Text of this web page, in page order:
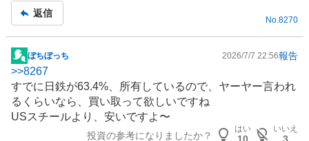
返信
No.8270
掲
示
板
記
事
ぼちぼっち 2026/7/7 22:56報告
>>8267
すでに日鉄が63.4%、所有しているので、ヤーヤー言われ
るくらいなら、買い取って欲しいですね
USスチールより、安いですよ〜
投資の参考になりましたか？
はい いいえ